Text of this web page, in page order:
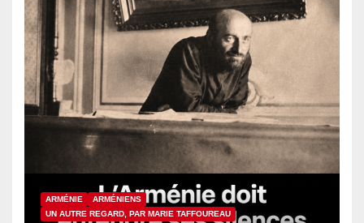
ARMÉNIE
ARMÉNIENS
UN AUTRE REGARD, PAR MARIE TAFFOUREAU